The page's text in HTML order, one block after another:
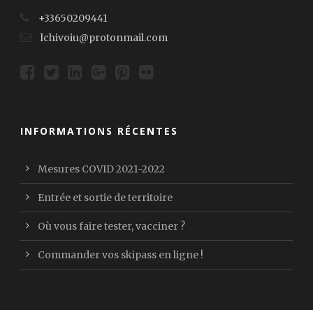
+33650209441
lchivoiu@protonmail.com
INFORMATIONS RÉCENTES
Mesures COVID 2021-2022
Entrée et sortie de territoire
Où vous faire tester, vacciner ?
Commander vos skipass en ligne !